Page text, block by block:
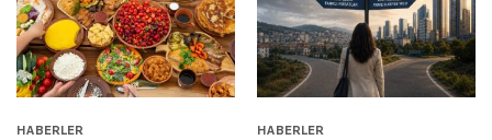
HABERLER HABERLER